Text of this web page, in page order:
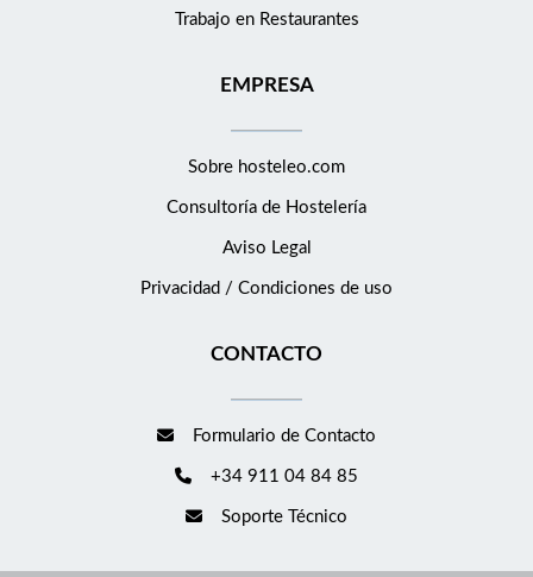
Trabajo en Restaurantes
EMPRESA
Sobre hosteleo.com
Consultoría de Hostelería
Aviso Legal
Privacidad / Condiciones de uso
CONTACTO
Formulario de Contacto
+34 911 04 84 85
Soporte Técnico